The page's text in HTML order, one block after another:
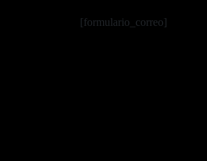
[formulario_correo]